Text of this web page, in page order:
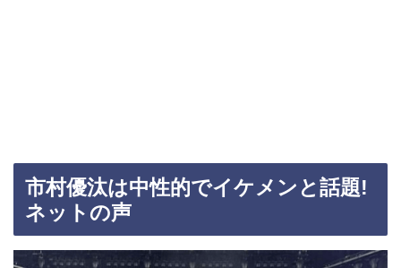
市村優汰は中性的でイケメンと話題!
ネットの声